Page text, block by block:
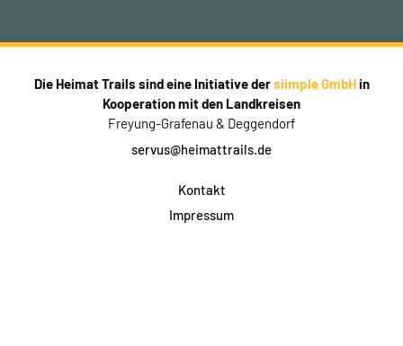
Die Heimat Trails sind eine Initiative dersiimple GmbHin
Kooperation mit den Landkreisen
Freyung-Grafenau & Deggendorf
servus@heimattrails.de
Kontakt
Impressum